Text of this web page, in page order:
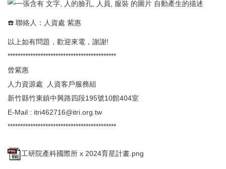
☎️ 聯絡人：人資處 紫惠
以上如有問題，歡迎來電，謝謝!
*******************************************
曾紫惠
人力資源處 人資客戶服務組
新竹縣竹東鎮中興路四段195號10館404室
E-Mail : itri462716@itri.org.tw
*******************************************
工研院產科國際所 x 2024育星計畫.png